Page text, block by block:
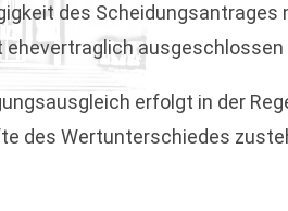
des Scheidungsantrages
ehevertraglich ausgeschlossen
erfolgt in der
des Wertunterschiedes